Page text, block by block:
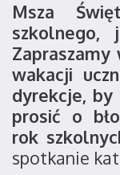
Msza
Zapraszamy
wakacji
dyrekcje, by
prosić o
rok
spotkanie